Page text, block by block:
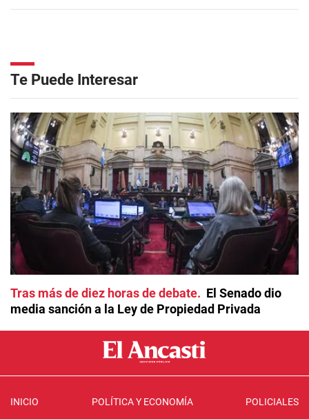
Te Puede Interesar
Tras más de diez horas de debate
El Senado dio
media sanción a la Ley de Propiedad Privada
INICIO POLÍTICA Y ECONOMÍA POLICIALES